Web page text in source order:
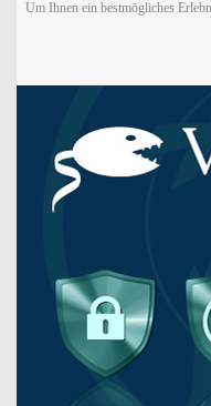
Um Ihnen ein bestmögliches